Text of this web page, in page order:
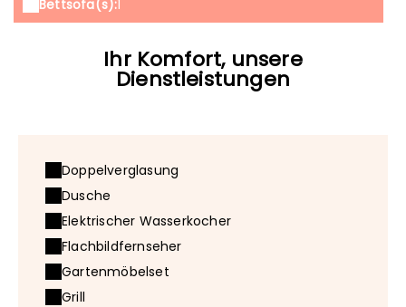
Bettsofa(s):1
Ihr Komfort, unsere
Dienstleistungen
Doppelverglasung
Dusche
Elektrischer Wasserkocher
Flachbildfernseher
Gartenmöbelset
Grill